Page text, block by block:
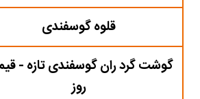
قلوه گوسفندی
گوشت گرد ران گوسفندی تازه -
روز